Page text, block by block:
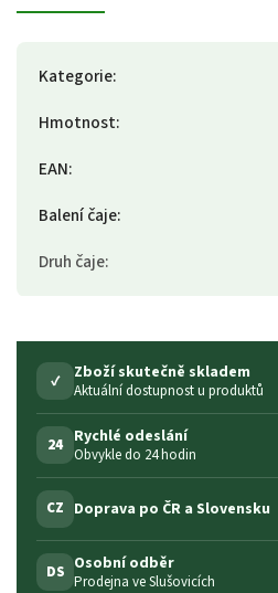
Kategorie:
Hmotnost:
EAN:
Balení čaje:
Druh čaje:
✓ Zboží skutečně skladem
Aktuální dostupnost u produktů
24 Rychlé odeslání
Obvykle do 24 hodin
CZ Doprava po ČR a Slovensku
DS Osobní odběr
Prodejna ve Slušovicích